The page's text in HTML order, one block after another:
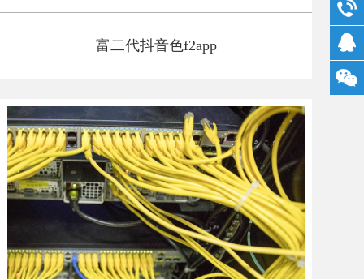
富二代抖音色f2app